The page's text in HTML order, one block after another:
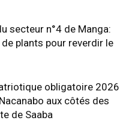
secteur n°4 de Manga:
plants pour reverdir le
obligatoire 2026
aux côtés des
de Saaba